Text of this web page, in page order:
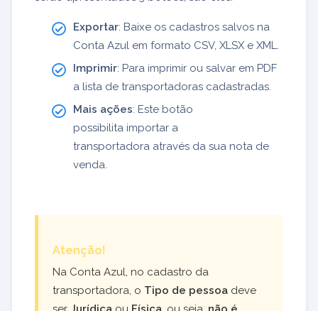
Exportar: Baixe os cadastros salvos na
Conta Azul em formato CSV, XLSX e XML.
Imprimir: Para imprimir ou salvar em PDF
a lista de transportadoras cadastradas.
Mais ações: Este botão
possibilita importar a
transportadora através da sua nota de
venda.
Atenção!
Na Conta Azul, no cadastro da
transportadora, o Tipo de pessoa deve